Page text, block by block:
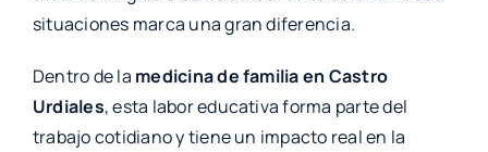
situaciones marca una gran diferencia.
Dentro de la medicina de familia en Castro
Urdiales, esta labor educativa forma parte del
trabajo cotidiano y tiene un impacto real en la